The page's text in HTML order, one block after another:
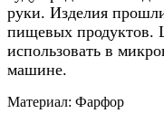
руки. Изделия
пищевых
использовать в
машине.
Материал: Фарфор